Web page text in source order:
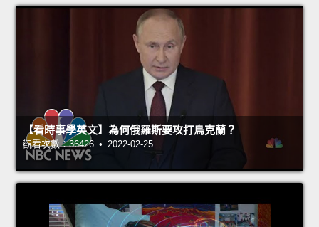
【看時事學英文】為何俄羅斯要攻打烏克蘭？
觀看次數：36426 • 2022-02-25